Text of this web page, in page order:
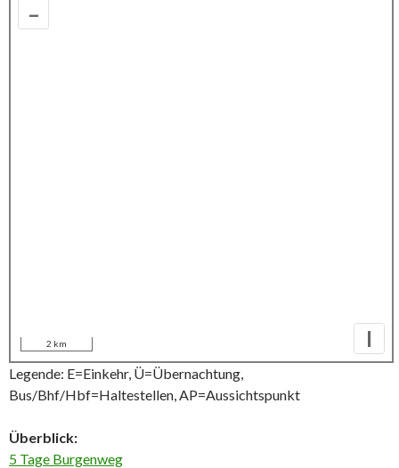
–
I
2 km
Legende: E=Einkehr, Ü=Übernachtung,
Bus/Bhf/Hbf=Haltestellen, AP=Aussichtspunkt
Überblick:
5 Tage Burgenweg